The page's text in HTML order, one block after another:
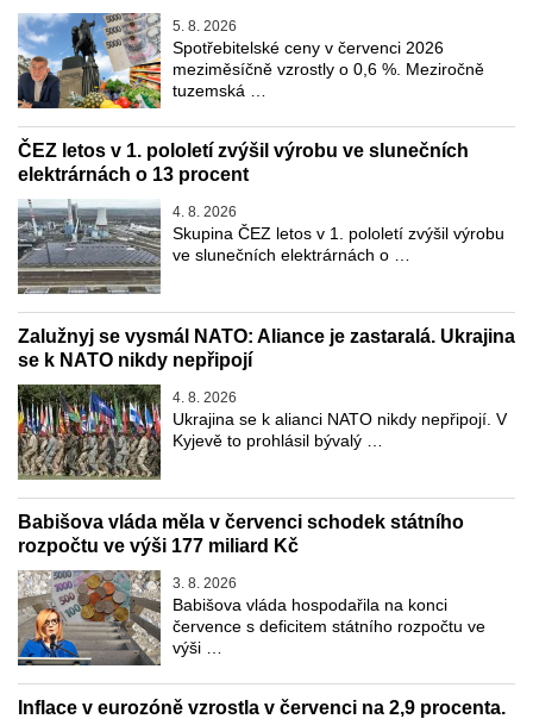
5. 8. 2026
Spotřebitelské ceny v červenci 2026
meziměsíčně vzrostly o 0,6 %. Meziročně
tuzemská …
ČEZ letos v 1. pololetí zvýšil výrobu ve slunečních
elektrárnách o 13 procent
4. 8. 2026
Skupina ČEZ letos v 1. pololetí zvýšil výrobu
ve slunečních elektrárnách o …
Zalužnyj se vysmál NATO: Aliance je zastaralá. Ukrajina
se k NATO nikdy nepřipojí
4. 8. 2026
Ukrajina se k alianci NATO nikdy nepřipojí. V
Kyjevě to prohlásil bývalý …
Babišova vláda měla v červenci schodek státního
rozpočtu ve výši 177 miliard Kč
3. 8. 2026
Babišova vláda hospodařila na konci
července s deficitem státního rozpočtu ve
výši …
Inflace v eurozóně vzrostla v červenci na 2,9 procenta.